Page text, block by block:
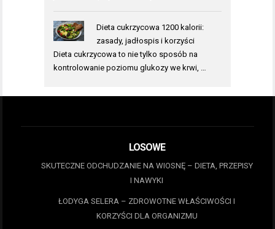
Dieta cukrzycowa 1200 kalorii:
zasady, jadłospis i korzyści
Dieta cukrzycowa to nie tylko sposób na
kontrolowanie poziomu glukozy we krwi, …
LOSOWE
SKUTECZNE ODCHUDZANIE NA WIOSNĘ – DIETA, PRZEPISY
I NAWYKI
ŁODYGA SELERA – ZDROWOTNE WŁAŚCIWOŚCI I
KORZYŚCI DLA ORGANIZMU